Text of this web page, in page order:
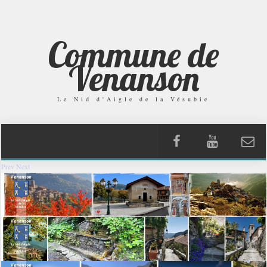
Commune de
Venanson
Le Nid d'Aigle de la Vésubie
Prev Next